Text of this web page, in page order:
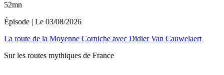
52mn
Épisode | Le 03/08/2026
La route de la Moyenne Corniche avec Didier Van Cauwelaert
Sur les routes mythiques de France